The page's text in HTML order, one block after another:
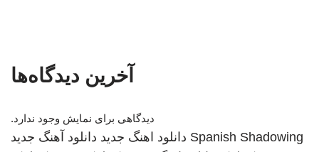
آخرین دیدگاه‌ها
دیدگاهی برای نمایش وجود ندارد.
Spanish Shadowing دانلود اهنگ جدید دانلود آهنگ جدید